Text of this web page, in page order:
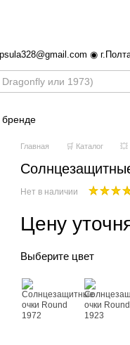
◉
Главная 🛒 Каталог 💥
Нет в наличии
Цену
Выберите цвет